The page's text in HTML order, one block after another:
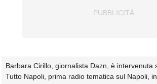
Barbara Cirillo, giornalista Dazn, è intervenuta
Tutto Napoli, prima radio tematica sul Napoli,